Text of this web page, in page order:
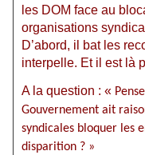
les DOM face au
organisations
D’abord, il bat les
interpelle. Et il est là
A la question : «
Gouvernement ait
syndicales bloquer les
disparition ? »